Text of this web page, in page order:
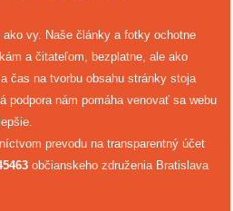
vy. Naše články a fotky ochotne
a čitateľom, bezplatne, ale ako
čas na tvorbu obsahu stránky stoja
podpora nám pomáha venovať sa webu
prevodu na transparentný účet
občianskeho združenia Bratislava